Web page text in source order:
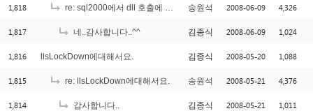
1,818 re: sql2000에서 dll 호출에 관해서요.. 송원석 2008-06-09 4,326
1,817 네..감사합니다..^^ 김종식 2008-06-09 1,024
1,816 llsLockDown에대해서요. 김종식 2008-05-20 1,088
1,815 re: llsLockDown에대해서요. 송원석 2008-05-21 4,376
1,814 감사합니다.. 김종식 2008-05-21 1,011